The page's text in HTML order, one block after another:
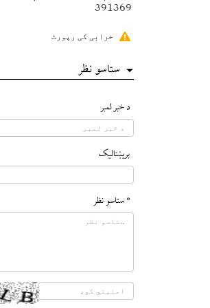
391369
خرابی کی رپورٹ
ستاسو نظر
د خبر لمبر
بريښناليک
* ستاسو نظر